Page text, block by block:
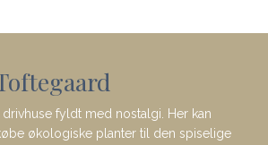
fyldt med nostalgi. Her kan
økologiske planter til den spiselige